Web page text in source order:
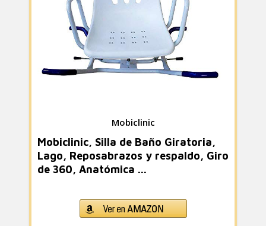
Mobiclinic
Mobiclinic, Silla de Baño Giratoria,
Lago, Reposabrazos y respaldo, Giro
de 360, Anatómica ...